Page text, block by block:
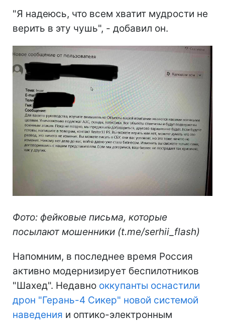
"Я надеюсь, что всем хватит мудрости не
верить в эту чушь", - добавил он.
Фото: фейковые письма, которые
посылают мошенники (t.me/serhii_flash)
Напомним, в последнее время Россия
активно модернизирует беспилотников
"Шахед". Недавно оккупанты оснастили
дрон "Герань-4 Сикер" новой системой
наведения и оптико-электронным